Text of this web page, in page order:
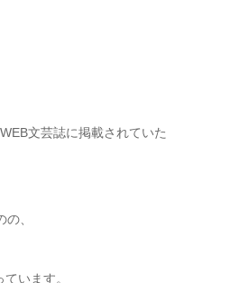
文芸誌に掲載されていた
、
います。